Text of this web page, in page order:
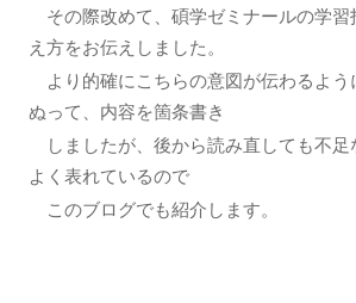
その際改めて、碩学ゼミナールの学習
え方をお伝えしました。
より的確にこちらの意図が伝わるよう
ぬって、内容を箇条書き
しましたが、後から読み直しても不足
よく表れているので
このブログでも紹介します。